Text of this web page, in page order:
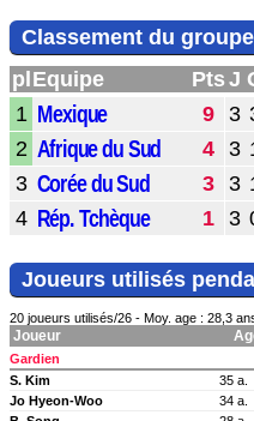
Classement du
pl Equipe Pts J
1 Mexique 9 3
2 Afrique du Sud 4 3
3 Corée du Sud 3 3
4 Rép. Tchèque 1 3
Joueurs utilisés
20 joueurs utilisés/26 - Moy. age : 28,3
Joueur
Gardien
S. Kim
35 a.
Jo Hyeon-Woo
34 a.